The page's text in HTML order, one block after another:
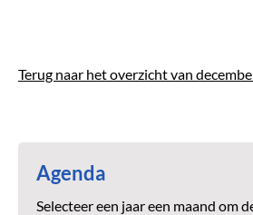
Terug naar het overzicht van
Agenda
Selecteer een jaar een maand om